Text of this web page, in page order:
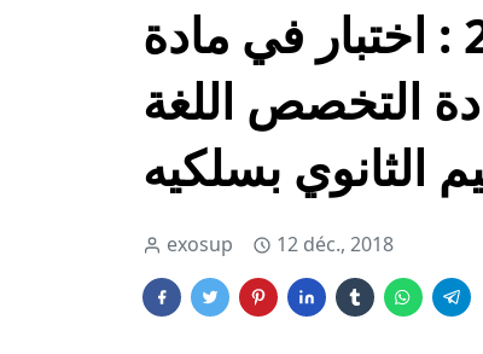
مباراة التعاقد 2018 : اختبار في مادة
التخصص اللغة
الثانوي بسلكيه
exosup 12 déc., 2018